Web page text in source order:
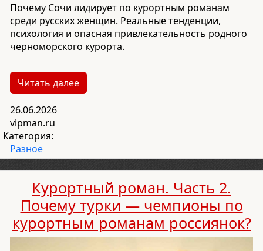
Почему Сочи лидирует по курортным романам
среди русских женщин. Реальные тенденции,
психология и опасная привлекательность родного
черноморского курорта.
Читать далее
26.06.2026
vipman.ru
Категория:
Разное
Курортный роман. Часть 2.
Почему турки — чемпионы по
курортным романам россиянок?